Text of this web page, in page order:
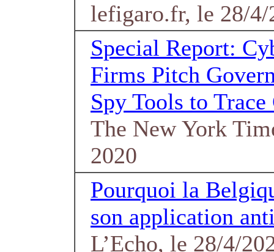
lefigaro.fr, le 28/4/
Special Report:
Firms Pitch
Spy Tools to
The New York
2020
Pourquoi la
son application
L’Echo, le 28/4/